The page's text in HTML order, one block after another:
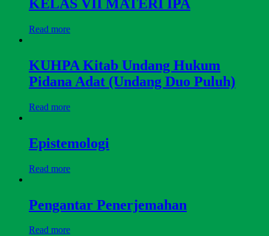
KELAS VII MATERI IPA
Read more
KUHPA Kitab Undang Hukum
Pidana Adat (Undang Duo Puluh)
Read more
Epistemologi
Read more
Pengantar Penerjemahan
Read more